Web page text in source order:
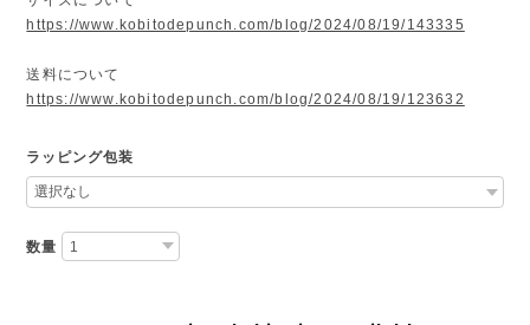
https://www.kobitodepunch.com/blog/2024/08/19/143335
送料について
https://www.kobitodepunch.com/blog/2024/08/19/123632
ラッピング包装
数量